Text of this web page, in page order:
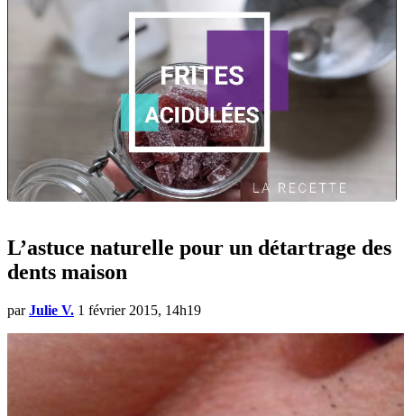
L’astuce naturelle pour un détartrage des
dents maison
par Julie V. 1 février 2015, 14h19